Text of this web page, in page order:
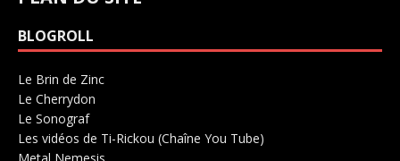
BLOGROLL
Le Brin de Zinc
Le Cherrydon
Le SonografSalle de concerts 0
Les vidéos de Ti-Rickou (Chaîne You Tube)